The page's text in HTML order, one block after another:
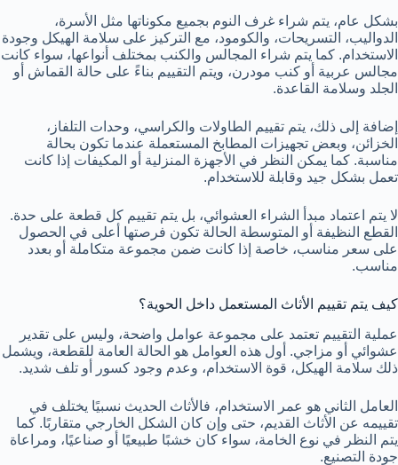
بشكل عام، يتم شراء غرف النوم بجميع مكوناتها مثل الأسرة،
الدواليب، التسريحات، والكومود، مع التركيز على سلامة الهيكل وجودة
الاستخدام. كما يتم شراء المجالس والكنب بمختلف أنواعها، سواء كانت
مجالس عربية أو كنب مودرن، ويتم التقييم بناءً على حالة القماش أو
الجلد وسلامة القاعدة.
إضافة إلى ذلك، يتم تقييم الطاولات والكراسي، وحدات التلفاز،
الخزائن، وبعض تجهيزات المطابخ المستعملة عندما تكون بحالة
مناسبة. كما يمكن النظر في الأجهزة المنزلية أو المكيفات إذا كانت
تعمل بشكل جيد وقابلة للاستخدام.
لا يتم اعتماد مبدأ الشراء العشوائي، بل يتم تقييم كل قطعة على حدة.
القطع النظيفة أو المتوسطة الحالة تكون فرصتها أعلى في الحصول
على سعر مناسب، خاصة إذا كانت ضمن مجموعة متكاملة أو بعدد
مناسب.
كيف يتم تقييم الأثاث المستعمل داخل الحوية؟
عملية التقييم تعتمد على مجموعة عوامل واضحة، وليس على تقدير
عشوائي أو مزاجي. أول هذه العوامل هو الحالة العامة للقطعة، ويشمل
ذلك سلامة الهيكل، قوة الاستخدام، وعدم وجود كسور أو تلف شديد.
العامل الثاني هو عمر الاستخدام، فالأثاث الحديث نسبيًا يختلف في
تقييمه عن الأثاث القديم، حتى وإن كان الشكل الخارجي متقاربًا. كما
يتم النظر في نوع الخامة، سواء كان خشبًا طبيعيًا أو صناعيًا، ومراعاة
جودة التصنيع.